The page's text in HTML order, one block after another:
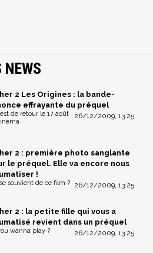
NEWS
2 Les Origines : la bande-
effrayante du préquel
26/12/2009, 13:25
de retour le 17 août
2 : première photo sanglante
le préquel. Elle va encore nous
!
26/12/2009, 13:25
souvient de ce film ?
2 : la petite fille qui vous a
revient dans un préquel
26/12/2009, 13:25
wanna play ?